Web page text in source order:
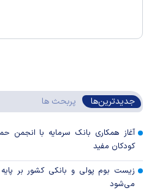
جدیدترین‌ها پربحث ها
آغاز همکاری بانک سرمایه با انجمن
کودکان مفید
زیست بوم پولی و بانکی کشور بر
می‌شود